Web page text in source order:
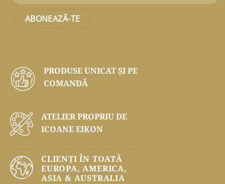
PRODUSE UNICAT ŞI PE
COMANDĂ
ATELIER PROPRIU DE
ICOANE EIKON
CLIENȚI ÎN TOATĂ
EUROPA, AMERICA,
ASIA & AUSTRALIA